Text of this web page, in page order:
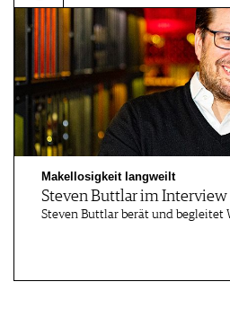
Makellosigkeit langweilt
Steven Buttlar im Interview
Steven Buttlar berät und begleitet